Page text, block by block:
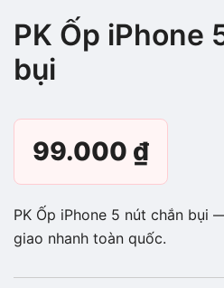
PK Ốp iPhone
bụi
99.000 ₫
PK Ốp iPhone 5 nút chắn bụi
giao nhanh toàn quốc.